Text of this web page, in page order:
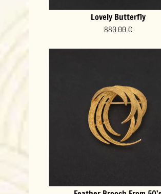
Lovely Butterfly
880.00 €